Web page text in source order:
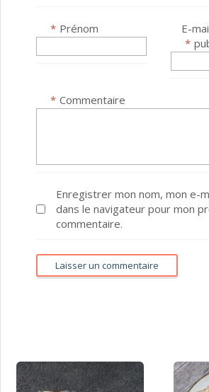
Commentaire
*
Prénom
*
E-
*
Enregistrer mon nom, mon e-
dans le navigateur pour mon
commentaire.